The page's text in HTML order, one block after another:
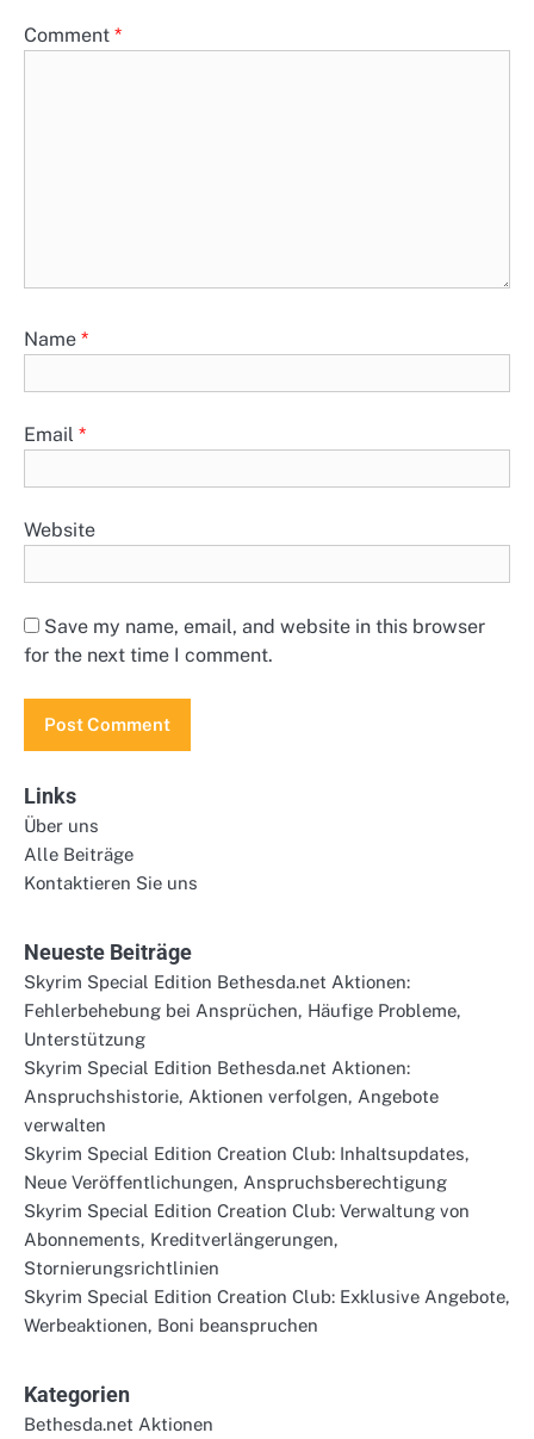
Comment *
Name *
Email *
Website
Save my name, email, and website in this browser
for the next time I comment.
Links
Über uns
Alle Beiträge
Kontaktieren Sie uns
Neueste Beiträge
Skyrim Special Edition Bethesda.net Aktionen:
Fehlerbehebung bei Ansprüchen, Häufige Probleme,
Unterstützung
Skyrim Special Edition Bethesda.net Aktionen:
Anspruchshistorie, Aktionen verfolgen, Angebote
verwalten
Skyrim Special Edition Creation Club: Inhaltsupdates,
Neue Veröffentlichungen, Anspruchsberechtigung
Skyrim Special Edition Creation Club: Verwaltung von
Abonnements, Kreditverlängerungen,
Stornierungsrichtlinien
Skyrim Special Edition Creation Club: Exklusive Angebote,
Werbeaktionen, Boni beanspruchen
Kategorien
Bethesda.net Aktionen